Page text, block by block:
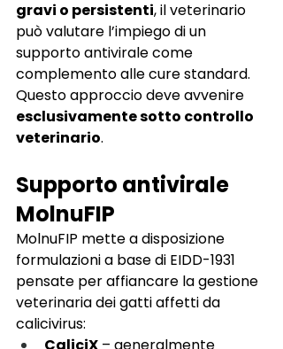
gravi o persistenti, il veterinario
può valutare l’impiego di un
supporto antivirale come
complemento alle cure standard.
Questo approccio deve avvenire
esclusivamente sotto controllo
veterinario.
Supporto antivirale
MolnuFIP
MolnuFIP mette a disposizione
formulazioni a base di EIDD-1931
pensate per affiancare la gestione
veterinaria dei gatti affetti da
calicivirus: